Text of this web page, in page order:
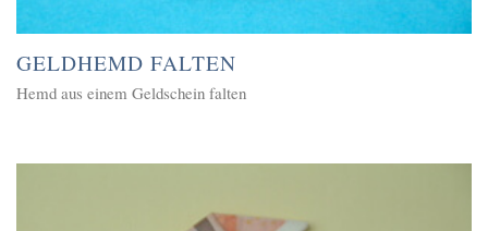
GELDHEMD FALTEN
Hemd aus einem Geldschein falten